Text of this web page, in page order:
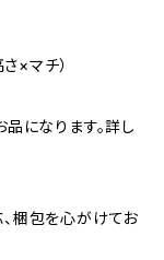
×マチ）
になります。詳し
梱包を心がけてお